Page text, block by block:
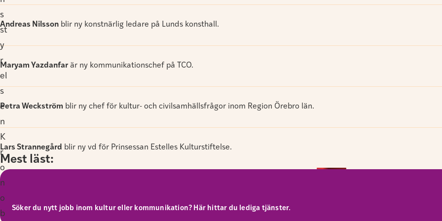
s
st
y
r
el
s
e
n
K
r
o
n
o
b
Andreas Nilsson blir ny konstnärlig ledare på Lunds konsthall.
Maryam Yazdanfar är ny kommunikationschef på TCO.
Petra Weckström blir ny chef för kultur- och civilsamhällsfrågor inom Region Örebro län.
Lars Strannegård blir ny vd för Prinsessan Estelles Kulturstiftelse.
Mest läst:
Söker du nytt jobb inom kultur eller kommunikation? Här hittar du lediga tjänster.